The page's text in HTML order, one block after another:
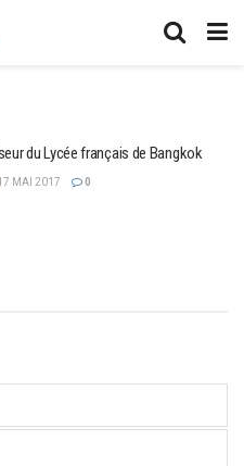
du Lycée français de Bangkok
MAI 2017 0